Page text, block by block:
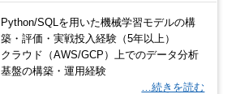
Python/SQLを用いた機械学習モデルの構
築・評価・実戦投入経験（5年以上）
クラウド（AWS/GCP）上でのデータ分析
基盤の構築・運用経験
…続きを読む